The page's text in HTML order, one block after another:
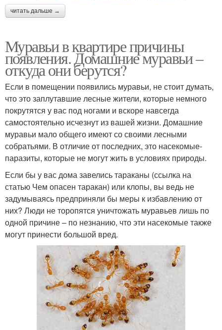
читать дальше →
Муравьи в квартире причины
появления. Домашние муравьи –
откуда они берутся?
Если в помещении появились муравьи, не стоит думать,
что это заплутавшие лесные жители, которые немного
покрутятся у вас под ногами и вскоре навсегда
самостоятельно исчезнут из вашей жизни. Домашние
муравьи мало общего имеют со своими лесными
собратьями. В отличие от последних, это насекомые-
паразиты, которые не могут жить в условиях природы.
Если бы у вас дома завелись тараканы (ссылка на
статью Чем опасен таракан) или клопы, вы ведь не
задумываясь предприняли бы меры к избавлению от
них? Люди не торопятся уничтожать муравьев лишь по
одной причине – по незнанию, что эти насекомые также
могут принести большой вред.